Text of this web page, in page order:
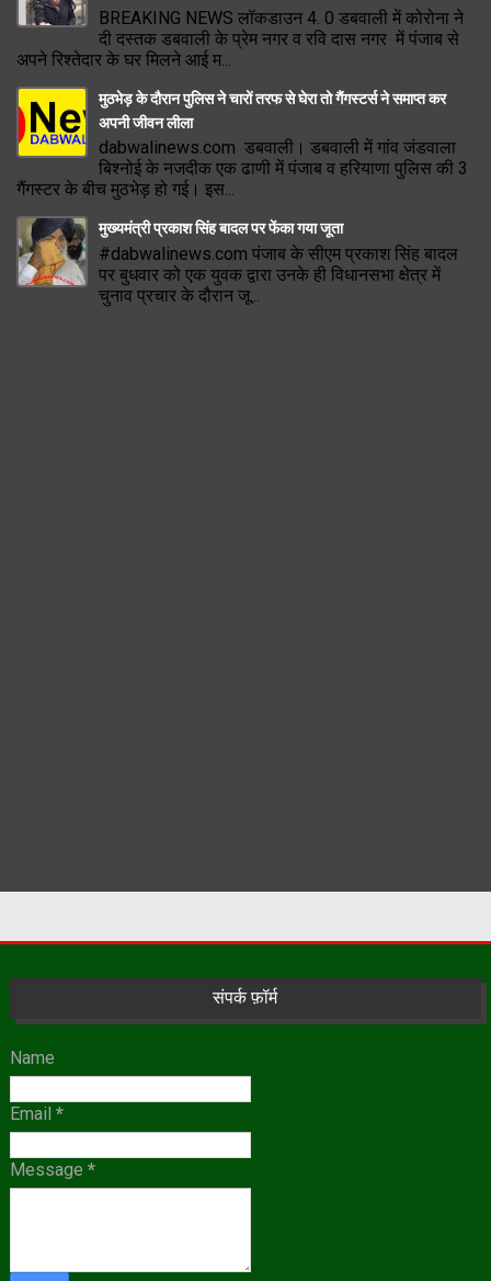
BREAKING NEWS लॉकडाउन 4. 0 डबवाली में कोरोना ने
दी दस्तक डबवाली के प्रेम नगर व रवि दास नगर में पंजाब से
अपने रिश्तेदार के घर मिलने आई म...
मुठभेड़ के दौरान पुलिस ने चारों तरफ से घेरा तो गैंगस्टर्स ने समाप्त कर
अपनी जीवन लीला
dabwalinews.com डबवाली। डबवाली में गांव जंडवाला
बिश्नोई के नजदीक एक ढाणी में पंजाब व हरियाणा पुलिस की 3
गैंगस्टर के बीच मुठभेड़ हो गई। इस...
मुख्यमंत्री प्रकाश सिंह बादल पर फेंका गया जूता
#dabwalinews.com पंजाब के सीएम प्रकाश सिंह बादल
पर बुधवार को एक युवक द्वारा उनके ही विधानसभा क्षेत्र में
चुनाव प्रचार के दौरान जू...
संपर्क फ़ॉर्म
Name
Email *
Message *